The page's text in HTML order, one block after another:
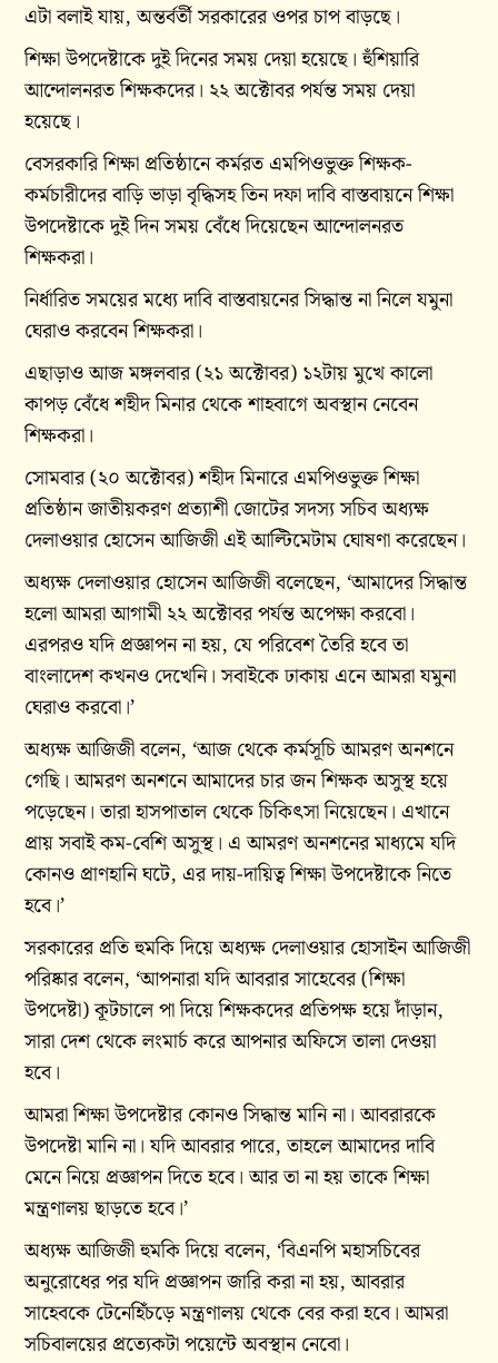
এটা বলাই যায়, অন্তর্বর্তী সরকারের ওপর চাপ বাড়ছে।
শিক্ষা উপদেষ্টাকে দুই দিনের সময় দেয়া হয়েছে। হুঁশিয়ারি
আন্দোলনরত শিক্ষকদের। ২২ অক্টোবর পর্যন্ত সময় দেয়া
হয়েছে।
বেসরকারি শিক্ষা প্রতিষ্ঠানে কর্মরত এমপিওভুক্ত শিক্ষক-
কর্মচারীদের বাড়ি ভাড়া বৃদ্ধিসহ তিন দফা দাবি বাস্তবায়নে শিক্ষা
উপদেষ্টাকে দুই দিন সময় বেঁধে দিয়েছেন আন্দোলনরত
শিক্ষকরা।
নির্ধারিত সময়ের মধ্যে দাবি বাস্তবায়নের সিদ্ধান্ত না নিলে যমুনা
ঘেরাও করবেন শিক্ষকরা।
এছাড়াও আজ মঙ্গলবার (২১ অক্টোবর) ১২টায় মুখে কালো
কাপড় বেঁধে শহীদ মিনার থেকে শাহবাগে অবস্থান নেবেন
শিক্ষকরা।
সোমবার (২০ অক্টোবর) শহীদ মিনারে এমপিওভুক্ত শিক্ষা
প্রতিষ্ঠান জাতীয়করণ প্রত্যাশী জোটের সদস্য সচিব অধ্যক্ষ
দেলাওয়ার হোসেন আজিজী এই আল্টিমেটাম ঘোষণা করেছেন।
অধ্যক্ষ দেলাওয়ার হোসেন আজিজী বলেছেন, ‘আমাদের সিদ্ধান্ত
হলো আমরা আগামী ২২ অক্টোবর পর্যন্ত অপেক্ষা করবো।
এরপরও যদি প্রজ্ঞাপন না হয়, যে পরিবেশ তৈরি হবে তা
বাংলাদেশ কখনও দেখেনি। সবাইকে ঢাকায় এনে আমরা যমুনা
ঘেরাও করবো।’
অধ্যক্ষ আজিজী বলেন, ‘আজ থেকে কর্মসূচি আমরণ অনশনে
গেছি। আমরণ অনশনে আমাদের চার জন শিক্ষক অসুস্থ হয়ে
পড়েছেন। তারা হাসপাতাল থেকে চিকিৎসা নিয়েছেন। এখানে
প্রায় সবাই কম-বেশি অসুস্থ। এ আমরণ অনশনের মাধ্যমে যদি
কোনও প্রাণহানি ঘটে, এর দায়-দায়িত্ব শিক্ষা উপদেষ্টাকে নিতে
হবে।’
সরকারের প্রতি হুমকি দিয়ে অধ্যক্ষ দেলাওয়ার হোসাইন আজিজী
পরিষ্কার বলেন, ‘আপনারা যদি আবরার সাহেবের (শিক্ষা
উপদেষ্টা) কূটচালে পা দিয়ে শিক্ষকদের প্রতিপক্ষ হয়ে দাঁড়ান,
সারা দেশ থেকে লংমার্চ করে আপনার অফিসে তালা দেওয়া
হবে।
আমরা শিক্ষা উপদেষ্টার কোনও সিদ্ধান্ত মানি না। আবরারকে
উপদেষ্টা মানি না। যদি আবরার পারে, তাহলে আমাদের দাবি
মেনে নিয়ে প্রজ্ঞাপন দিতে হবে। আর তা না হয় তাকে শিক্ষা
মন্ত্রণালয় ছাড়তে হবে।’
অধ্যক্ষ আজিজী হুমকি দিয়ে বলেন, ‘বিএনপি মহাসচিবের
অনুরোধের পর যদি প্রজ্ঞাপন জারি করা না হয়, আবরার
সাহেবকে টেনেহিঁচড়ে মন্ত্রণালয় থেকে বের করা হবে। আমরা
সচিবালয়ের প্রত্যেকটা পয়েন্টে অবস্থান নেবো।